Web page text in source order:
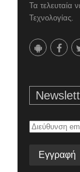
Τα τελευταία
Τεχνολογίας.
Διεύθυνση